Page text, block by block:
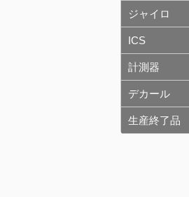
ジャイロ
ICS
計測器
デカール
生産終了品